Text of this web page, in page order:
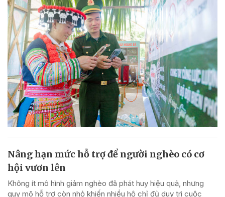
Nâng hạn mức hỗ trợ để người nghèo có cơ
hội vươn lên
Không ít mô hình giảm nghèo đã phát huy hiệu quả, nhưng
quy mô hỗ trợ còn nhỏ khiến nhiều hộ chỉ đủ duy trì cuộc